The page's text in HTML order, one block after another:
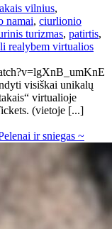
vilnius,
namai, ciurlionio
turizmas, patirtis,
realybem virtualios
visiškai unikalų
virtualioje
(vietoje [...]
ir sniegas ~